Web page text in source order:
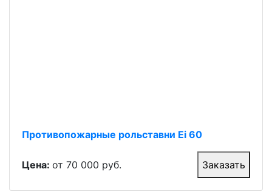
Противопожарные рольставни Ei 60
Цена: от 70 000 руб. Заказать